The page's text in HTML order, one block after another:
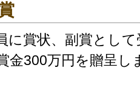
に賞状、副賞とし
金300万円を贈呈し